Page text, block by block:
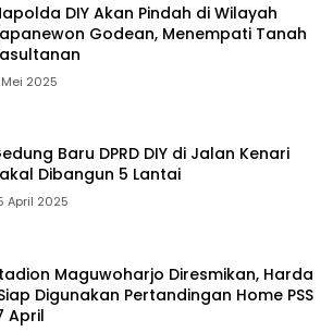
DIY Akan Pindah di Wilayah
Godean, Menempati Tanah
2025
Baru DPRD DIY di Jalan Kenari
Dibangun 5 Lantai
April 2025
Maguwoharjo Diresmikan, Harda
Digunakan Pertandingan Home PSS
April